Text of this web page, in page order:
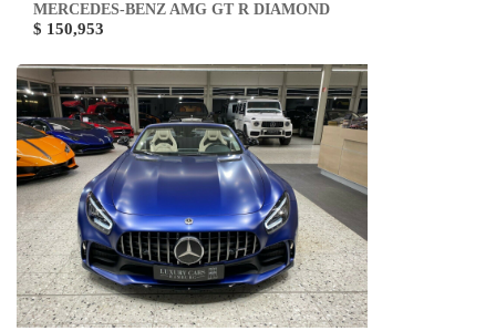
MERCEDES-BENZ AMG GT R DIAMOND
$ 150,953